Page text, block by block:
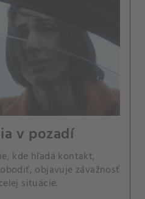
v pozadí
kde hľadá kontakt,
objavuje závažnosť
situácie.